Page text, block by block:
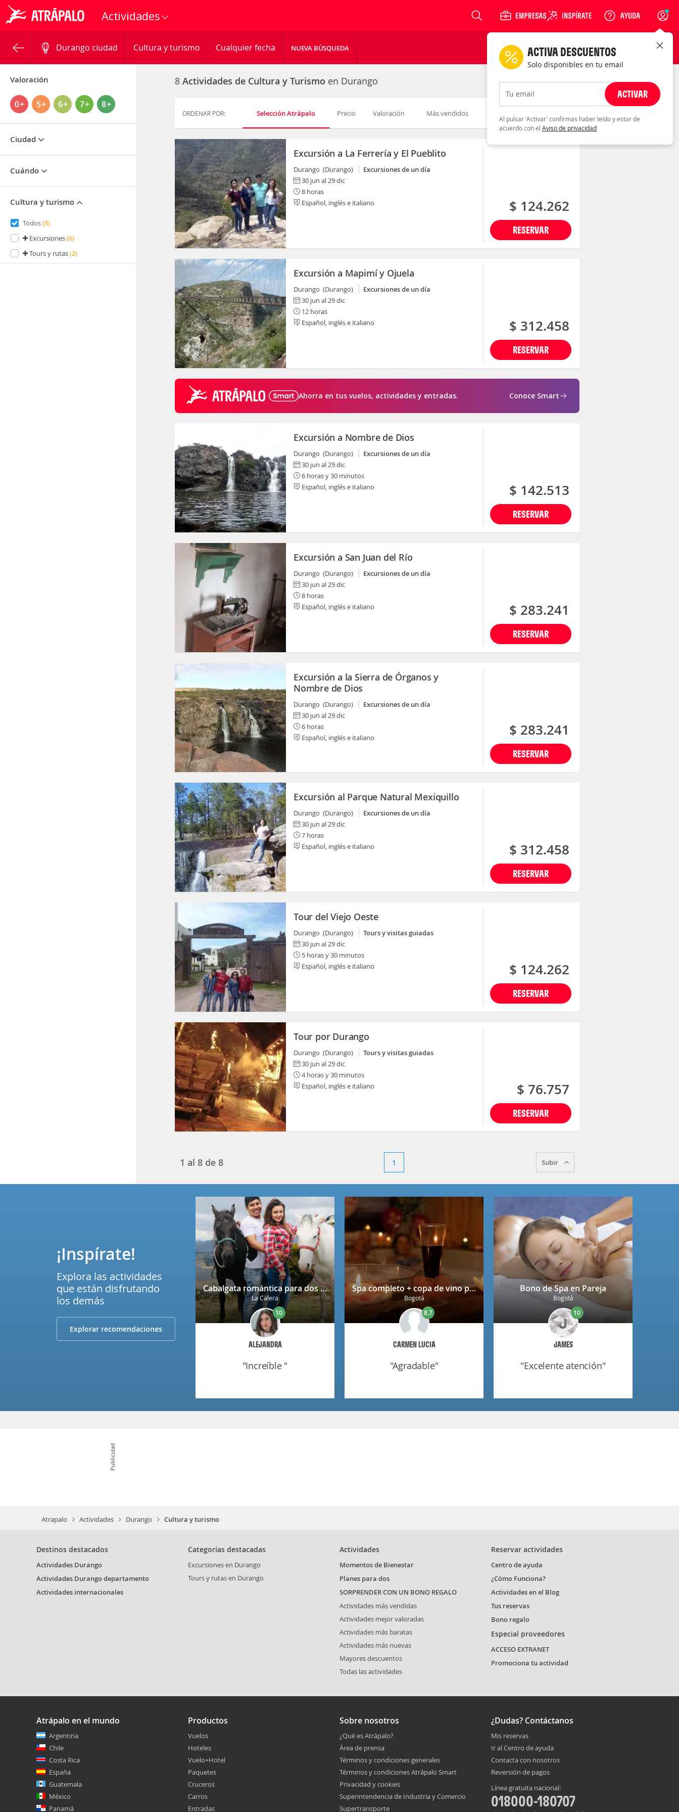
Actividades Login
Durango ciudad Cultura y turismo Cualquier fecha NUEVA BÚSQUEDA
Valoración
0+ 5+ 6+ 7+ 8+
Ciudad
Cuándo
Cultura y turismo
Todos(8)
Excursiones(6)
Tours y rutas(2)
8 Actividades de Cultura y Turismo en Durango
ORDENAR POR: Selección Atrápalo Precio Valoración Más vendidos
Excursión a La Ferrería y El Pueblito
Durango (Durango)
Excursiones de un día
30 jun al 29 dic
8 horas
Español, inglés e italiano
RESERVAR
$ 124.262
Excursión a Mapimí y Ojuela
Durango (Durango)
Excursiones de un día
30 jun al 29 dic
12 horas
Español, inglés e italiano
RESERVAR
$ 312.458
Ahorra en tus vuelos, actividades y entradas. Conoce Smart
Excursión a Nombre de Dios
Durango (Durango)
Excursiones de un día
30 jun al 29 dic
6 horas y 30 minutos
Español, inglés e italiano
RESERVAR
$ 142.513
Excursión a San Juan del Río
Durango (Durango)
Excursiones de un día
30 jun al 29 dic
8 horas
Español, inglés e italiano
RESERVAR
$ 283.241
Excursión a la Sierra de Órganos y
Nombre de Dios
Durango (Durango)
Excursiones de un día
30 jun al 29 dic
6 horas
Español, inglés e italiano
RESERVAR
$ 283.241
Excursión al Parque Natural Mexiquillo
Durango (Durango)
Excursiones de un día
30 jun al 29 dic
7 horas
Español, inglés e italiano
RESERVAR
$ 312.458
Tour del Viejo Oeste
Durango (Durango)
Tours y visitas guiadas
30 jun al 29 dic
5 horas y 30 minutos
Español, inglés e italiano
RESERVAR
$ 124.262
Tour por Durango
Durango (Durango)
Tours y visitas guiadas
30 jun al 29 dic
4 horas y 30 minutos
Español, inglés e italiano
RESERVAR
$ 76.757
1 al 8 de 8 1 Subir
Cabalgata romántica para dos en La Calera con decoración
La Calera
ALEJANDRA
10
"increíble "
Spa completo + copa de vino para 2 personas en Niza
Bogotá
CARMEN LUCIA
8.7
"agradable"
Bono de Spa en Pareja
Bogotá
JAMES
10
"excelente atención"
¡Inspírate!
Explora las actividades
que están disfrutando
los demás
Explorar recomendaciones
Publicidad
Atrapalo Actividades Durango Cultura y turismo
Destinos destacados
Actividades Durango
Actividades Durango departamento
Actividades internacionales
Categorías destacadas
Excursiones en Durango
Tours y rutas en Durango
Actividades
Momentos de Bienestar
Planes para dos
SORPRENDER CON UN BONO REGALO
Actividades más vendidas
Actividades mejor valoradas
Actividades más baratas
Actividades más nuevas
Mayores descuentos
Todas las actividades
Reservar actividades
Centro de ayuda
¿Cómo Funciona?
Actividades en el Blog
Tus reservas
Bono regalo
Especial proveedores
ACCESO EXTRANET
Promociona tu actividad
Atrápalo en el mundo
Argentina
Chile
Costa Rica
España
Guatemala
México
Panamá
Productos
Vuelos
Hoteles
Vuelo+Hotel
Paquetes
Cruceros
Carros
Entradas
Sobre nosotros
¿Qué es Atrápalo?
Área de prensa
Términos y condiciones generales
Términos y condiciones Atrápalo Smart
Privacidad y cookies
Superintendencia de Industria y Comercio
Supertransporte
¿Dudas? Contáctanos
Mis reservas
Ir al Centro de ayuda
Contacta con nosotros
Reversión de pagos
Línea gratuita nacional:
018000-180707
ACTIVA DESCUENTOS
Solo disponibles en tu email
Tu email ACTIVAR
Al pulsar 'Activar' confirmas haber leído y estar de
acuerdo con el Aviso de privacidad